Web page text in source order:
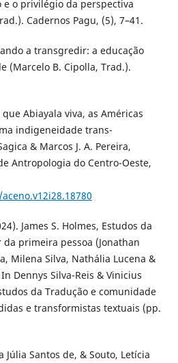
o privilégio da perspectiva
Cadernos Pagu, (5), 7–41.
a transgredir: a educação
(Marcelo B. Cipolla, Trad.).
que Abiayala viva, as Américas
indigeneidade trans-
& Marcos J. A. Pereira,
Antropologia do Centro-Oeste,
James S. Holmes, Estudos da
da primeira pessoa (Jonathan
Milena Silva, Nathália Lucena &
Dennys Silva-Reis & Vinicius
da Tradução e comunidade
e transformistas textuais (pp.
Júlia Santos de, & Souto, Letícia